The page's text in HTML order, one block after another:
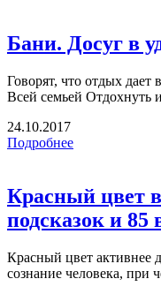
Бани. Досуг в
Говорят, что отдых дает
Всей семьей Отдохнуть
24.10.2017
Подробнее
Красный цвет
подсказок и
Красный цвет активнее
сознание человека, при